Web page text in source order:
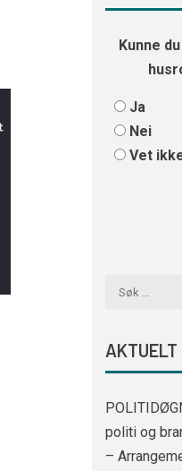
Kunne
Ja
Nei
Vet
AKTUELT
politi og
–